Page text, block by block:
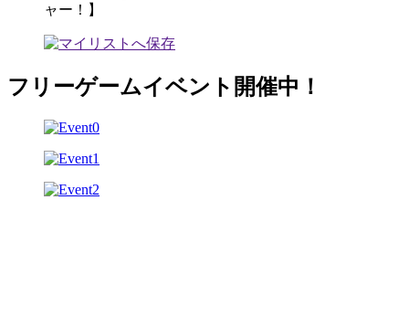
ャー！】
フリーゲームイベント開催中！